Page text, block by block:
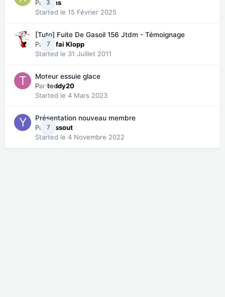
3
ParKins
Started le 15 Février 2025
7
[Tuto] Fuite De Gasoil 156 Jtdm - Témoignage
ParKafai Klopp
Started le 31 Juillet 2011
0
Moteur essuie glace
Parteddy20
Started le 4 Mars 2023
7
Présentation nouveau membre
Paryassout
Started le 4 Novembre 2022